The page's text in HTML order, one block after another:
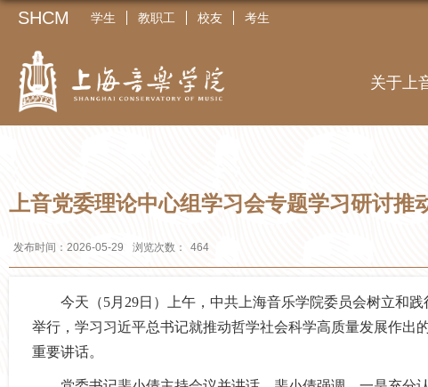
SHCM 学生 教职工 校友 考生
关于上
上音党委理论中心组学习会专题学习研讨推
发布时间：2026-05-29 浏览次数： 464
今天（5月29日）上午， 中共上海音乐学院委员会树立和
举行 ， 学习习近平总书记就推动哲学社会科学高质量发展作出
重要讲话。